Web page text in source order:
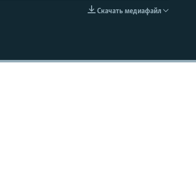
EMBED
Скачать медиафайл